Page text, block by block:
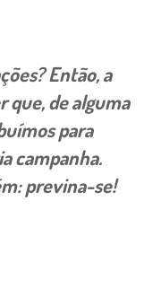
Então, a
que, de alguma
para
campanha.
previna-se!